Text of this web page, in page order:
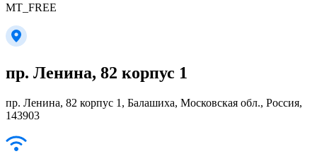
MT_FREE
пр. Ленина, 82 корпус 1
пр. Ленина, 82 корпус 1, Балашиха, Московская обл., Россия,
143903